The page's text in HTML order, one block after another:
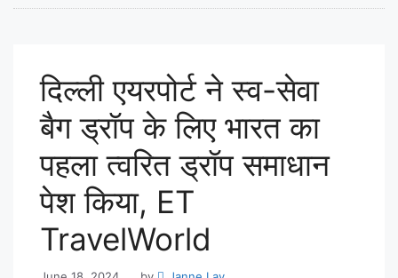
दिल्ली एयरपोर्ट ने स्व-सेवा
बैग ड्रॉप के लिए भारत का
पहला त्वरित ड्रॉप समाधान
पेश किया, ET
TravelWorld